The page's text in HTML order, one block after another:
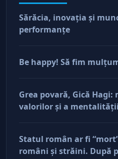
Sărăcia, inovaţia şi
performanţe
Be happy! Să fim
Grea povară, Gică
valorilor şi a
Statul român ar fi
români şi străini. După